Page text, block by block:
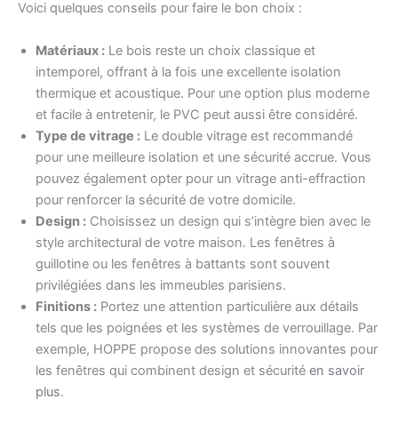
Voici quelques conseils pour faire le bon choix :
Matériaux : Le bois reste un choix classique et
intemporel, offrant à la fois une excellente isolation
thermique et acoustique. Pour une option plus moderne
et facile à entretenir, le PVC peut aussi être considéré.
Type de vitrage : Le double vitrage est recommandé
pour une meilleure isolation et une sécurité accrue. Vous
pouvez également opter pour un vitrage anti-effraction
pour renforcer la sécurité de votre domicile.
Design : Choisissez un design qui s’intègre bien avec le
style architectural de votre maison. Les fenêtres à
guillotine ou les fenêtres à battants sont souvent
privilégiées dans les immeubles parisiens.
Finitions : Portez une attention particulière aux détails
tels que les poignées et les systèmes de verrouillage. Par
exemple, HOPPE propose des solutions innovantes pour
les fenêtres qui combinent design et sécurité en savoir
plus.